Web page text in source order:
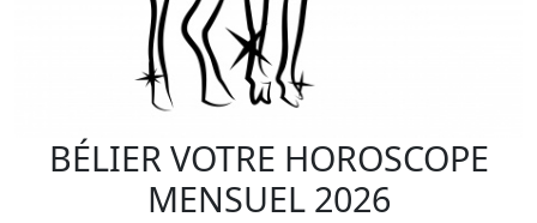
BÉLIER VOTRE HOROSCOPE
MENSUEL 2026